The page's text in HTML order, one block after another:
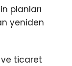
planları
yeniden
ve ticaret